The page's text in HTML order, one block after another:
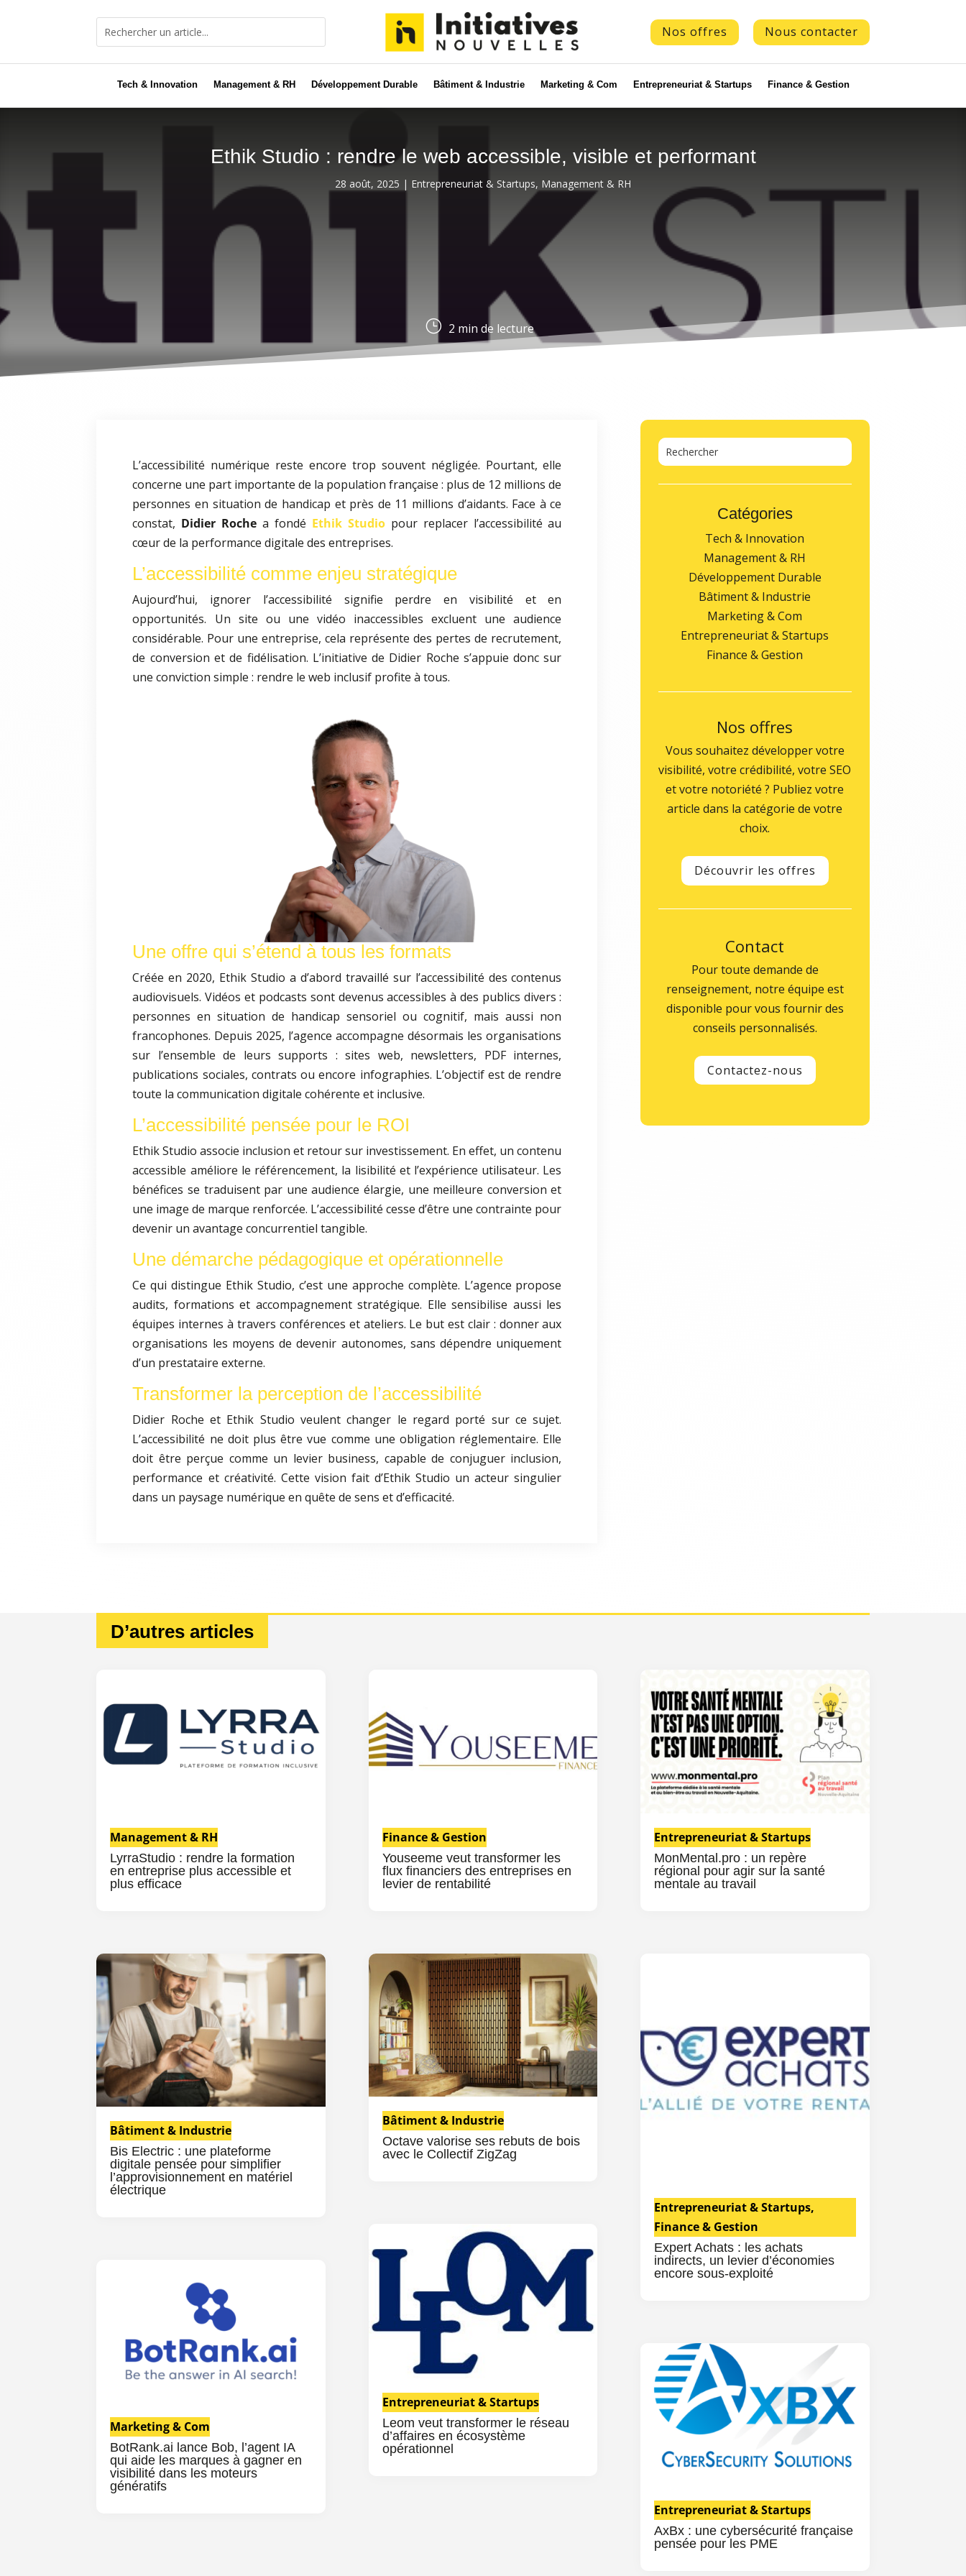
Nos offres Nous contacter
Tech & Innovation Management & RH Développement Durable Bâtiment & Industrie Marketing & Com Entrepreneuriat & Startups Finance & Gestion
Ethik Studio : rendre le web accessible, visible et performant
28 août, 2025 | Entrepreneuriat & Startups, Management & RH
} 2 min de lecture
L’accessibilité numérique reste encore trop souvent négligée. Pourtant, elle
concerne une part importante de la population française : plus de 12 millions de
personnes en situation de handicap et près de 11 millions d’aidants. Face à ce
constat, Didier Roche a fondé Ethik Studiopour replacer l’accessibilité au
cœur de la performance digitale des entreprises.
L’accessibilité comme enjeu stratégique
Aujourd’hui, ignorer l’accessibilité signifie perdre en visibilité et en
opportunités. Un site ou une vidéo inaccessibles excluent une audience
considérable. Pour une entreprise, cela représente des pertes de recrutement,
de conversion et de fidélisation. L’initiative de Didier Roche s’appuie donc sur
une conviction simple : rendre le web inclusif profite à tous.
Une offre qui s’étend à tous les formats
Créée en 2020, Ethik Studio a d’abord travaillé sur l’accessibilité des contenus
audiovisuels. Vidéos et podcasts sont devenus accessibles à des publics divers :
personnes en situation de handicap sensoriel ou cognitif, mais aussi non
francophones. Depuis 2025, l’agence accompagne désormais les organisations
sur l’ensemble de leurs supports : sites web, newsletters, PDF internes,
publications sociales, contrats ou encore infographies. L’objectif est de rendre
toute la communication digitale cohérente et inclusive.
L’accessibilité pensée pour le ROI
Ethik Studio associe inclusion et retour sur investissement. En effet, un contenu
accessible améliore le référencement, la lisibilité et l’expérience utilisateur. Les
bénéfices se traduisent par une audience élargie, une meilleure conversion et
une image de marque renforcée. L’accessibilité cesse d’être une contrainte pour
devenir un avantage concurrentiel tangible.
Une démarche pédagogique et opérationnelle
Ce qui distingue Ethik Studio, c’est une approche complète. L’agence propose
audits, formations et accompagnement stratégique. Elle sensibilise aussi les
équipes internes à travers conférences et ateliers. Le but est clair : donner aux
organisations les moyens de devenir autonomes, sans dépendre uniquement
d’un prestataire externe.
Transformer la perception de l’accessibilité
Didier Roche et Ethik Studio veulent changer le regard porté sur ce sujet.
L’accessibilité ne doit plus être vue comme une obligation réglementaire. Elle
doit être perçue comme un levier business, capable de conjuguer inclusion,
performance et créativité. Cette vision fait d’Ethik Studio un acteur singulier
dans un paysage numérique en quête de sens et d’efficacité.
Catégories
Tech & Innovation
Management & RH
Développement Durable
Bâtiment & Industrie
Marketing & Com
Entrepreneuriat & Startups
Finance & Gestion
Nos offres
Vous souhaitez développer votre
visibilité, votre crédibilité, votre SEO
et votre notoriété ? Publiez votre
article dans la catégorie de votre
choix.
Découvrir les offres
Contact
Pour toute demande de
renseignement, notre équipe est
disponible pour vous fournir des
conseils personnalisés.
Contactez-nous
D’autres articles
LyrraStudio : rendre la formation
en entreprise plus accessible et
plus efficace
Management & RH
Bis Electric : une plateforme
digitale pensée pour simplifier
l’approvisionnement en matériel
électrique
Bâtiment & Industrie
BotRank.ai lance Bob, l’agent IA
qui aide les marques à gagner en
visibilité dans les moteurs
génératifs
Marketing & Com
Youseeme veut transformer les
flux financiers des entreprises en
levier de rentabilité
Finance & Gestion
Octave valorise ses rebuts de bois
avec le Collectif ZigZag
Bâtiment & Industrie
Leom veut transformer le réseau
d’affaires en écosystème
opérationnel
Entrepreneuriat & Startups
MonMental.pro : un repère
régional pour agir sur la santé
mentale au travail
Entrepreneuriat & Startups
Expert Achats : les achats
indirects, un levier d’économies
encore sous-exploité
Entrepreneuriat & Startups,
Finance & Gestion
AxBx : une cybersécurité française
pensée pour les PME
Entrepreneuriat & Startups